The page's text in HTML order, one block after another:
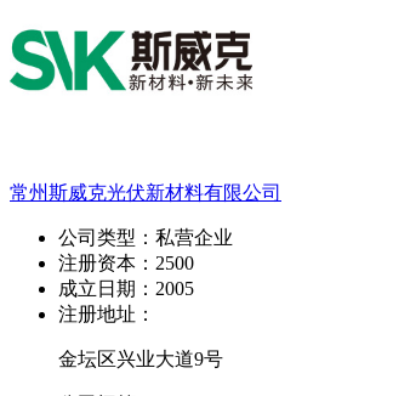
常州斯威克光伏新材料有限公司
公司类型： 私营企业
注册资本： 2500
成立日期： 2005
注册地址：
金坛区兴业大道9号